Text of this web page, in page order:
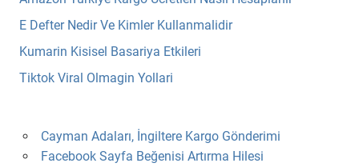
E Defter Nedir Ve Kimler Kullanmalidir
Kumarin Kisisel Basariya Etkileri
Tiktok Viral Olmagin Yollari
Cayman Adaları, İngiltere Kargo Gönderimi
Facebook Sayfa Beğenisi Artırma Hilesi